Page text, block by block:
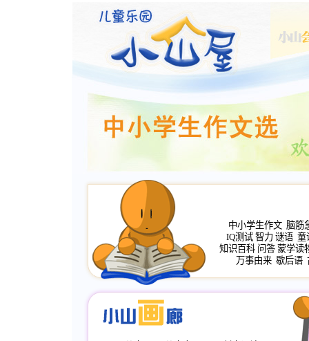
中小学生作文 脑筋
IQ测试 智力 谜语 童
知识百科 问答 蒙学读
万事由来 歇后语